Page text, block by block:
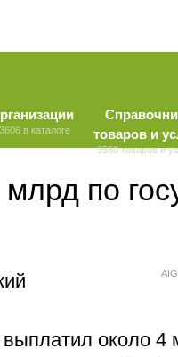
в каталоге
товаров и
9580 товаров и
по
около